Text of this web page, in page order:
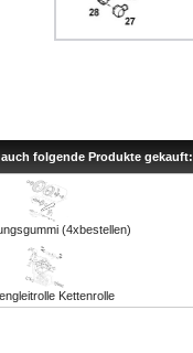
folgende Produkte gekauft:
(4xbestellen)
Kettenrolle